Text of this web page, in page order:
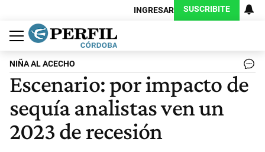
INGRESAR SUSCRIBITE
Política
Economía
Judiciales
Sociedad
Cultura
Espectáculos
Deportes
Protagonistas
NIÑA AL ACECHO
Escenario: por impacto de
sequía analistas ven un
2023 de recesión